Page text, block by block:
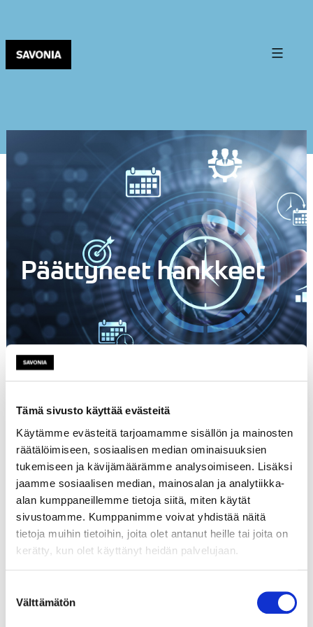
Tämä sivusto käyttää evästeitä
Käytämme evästeitä tarjoamamme sisällön ja mainosten
räätälöimiseen, sosiaalisen median ominaisuuksien
tukemiseen ja kävijämäärämme analysoimiseen. Lisäksi
jaamme sosiaalisen median, mainosalan ja analytiikka-
alan kumppaneillemme tietoja siitä, miten käytät
sivustoamme. Kumppanimme voivat yhdistää näitä
tietoja muihin tietoihin, joita olet antanut heille tai joita on
kerätty, kun olet käyttänyt heidän palvelujaan.
valinta
Välttämätön
Päättyneet hankkeet
Etusivu
Tutustu
Päättyneet hankkeet
Hankkeen tiedot
Nimi
maatilayrittäjien kasvupolut